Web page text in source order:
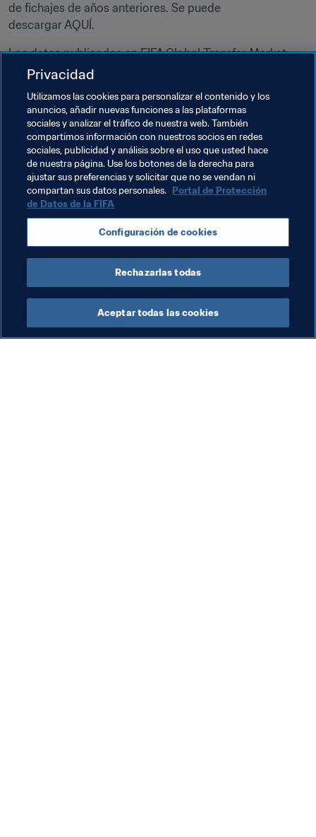
de fichajes de años anteriores. Se puede
descargar AQUÍ.
Los datos publicados en FIFA Global Transfer Market
Report se han extraído del sistema de correlación de
federaciones miembro de la FIFA y más de 7.000 clubes
profesionales de fútbol de todo el planeta para los
traspasos de futbolistas profesionales.
Temas relacionados
Sistema de traspasos Organización España
England France Alemania Italy
Privacidad
Utilizamos las cookies para personalizar el contenido y los
anuncios, añadir nuevas funciones a las plataformas
sociales y analizar el tráfico de nuestra web. También
compartimos información con nuestros socios en redes
sociales, publicidad y análisis sobre el uso que usted hace
de nuestra página. Use los botones de la derecha para
ajustar sus preferencias y solicitar que no se vendan ni
compartan sus datos personales. Portal de Protección
de Datos de la FIFA
Configuración de cookies
Rechazarlas todas
Aceptar todas las cookies